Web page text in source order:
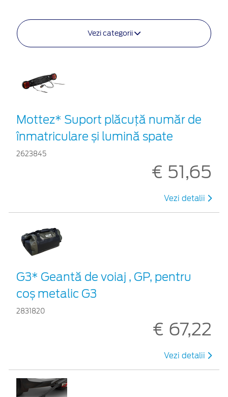
Vezi categorii
Mottez* Suport plăcuță număr de
înmatriculare și lumină spate
2623845
€ 51,65
Vezi detalii
G3* Geantă de voiaj , GP, pentru
coș metalic G3
2831820
€ 67,22
Vezi detalii